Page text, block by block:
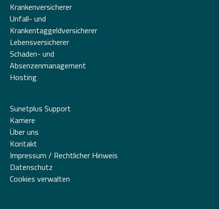
Krankenversicherer
Unfall- und
Krankentaggeldversicherer
Lebensversicherer
Schaden- und
Absenzenmanagement
Hosting
Sunetplus Support
Karriere
Über uns
Kontakt
Impressum / Rechtlicher Hinweis
Datenschutz
Cookies verwalten